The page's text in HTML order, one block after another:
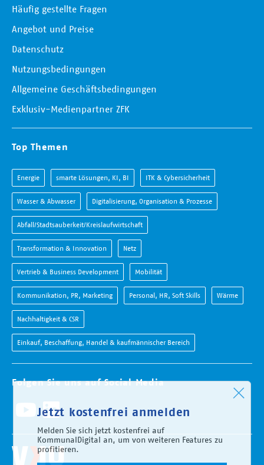
Jetzt kostenfrei anmelden
Melden Sie sich jetzt kostenfrei auf
KommunalDigital an, um von weiteren Features zu
profitieren.
Häufig gestellte Fragen
Angebot und Preise
Datenschutz
Nutzungsbedingungen
Allgemeine Geschäftsbedingungen
Exklusiv-Medienpartner ZFK
Top Themen
Energie smarte Lösungen, KI, BI ITK & Cybersicherheit
Wasser & Abwasser Digitalisierung, Organisation & Prozesse
Abfall/Stadtsauberkeit/Kreislaufwirtschaft
Transformation & Innovation Netz
Vertrieb & Business Development Mobilität
Kommunikation, PR, Marketing Personal, HR, Soft Skills Wärme
Nachhaltigkeit & CSR
Einkauf, Beschaffung, Handel & kaufmännischer Bereich
Folgen Sie uns auf Social Media